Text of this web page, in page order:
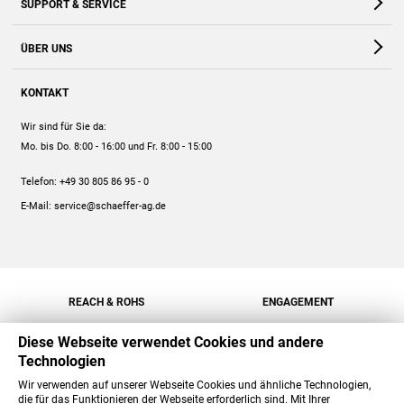
Webshop
SUPPORT & SERVICE
Online-Hilfe
Anleitungen
Preise
Versand
ÜBER UNS
KONTAKT
Wir sind für Sie da:
Mo. bis Do. 8:00 - 16:00 und Fr. 8:00 - 15:00
Telefon: +49 30 805 86 95 - 0
E-Mail: service@schaeffer-ag.de
REACH & ROHS ENGAGEMENT
Diese Webseite verwendet Cookies und andere
Technologien
Wir verwenden auf unserer Webseite Cookies und ähnliche Technologien,
die für das Funktionieren der Webseite erforderlich sind. Mit Ihrer